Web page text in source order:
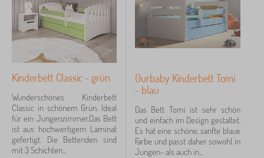
Kinderbett Classic - grün
Wunderschönes Kinderbett
Classic in schönem Grün. Ideal
für ein Jungenzimmer.Das Bett
ist aus hochwertigem Laminat
gefertigt. Die Bettenden sind
mit 3 Schichten...
Ourbaby Kinderbett Tomi
- blau
Das Bett Tomi ist sehr schön
und einfach im Design gestaltet.
Es hat eine schöne, sanfte blaue
Farbe und passt daher sowohl in
Jungen- als auch in...